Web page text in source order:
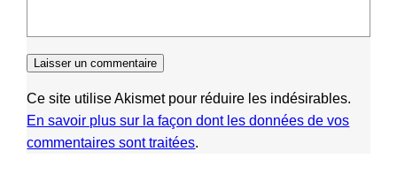
Ce site utilise Akismet pour réduire les indésirables.
En savoir plus sur la façon dont les données de vos
commentaires sont traitées.